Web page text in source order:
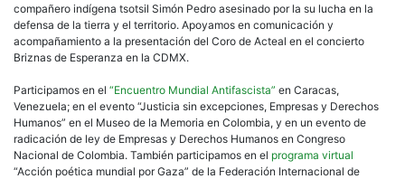
compañero indígena tsotsil Simón Pedro asesinado por la su lucha en la
defensa de la tierra y el territorio. Apoyamos en comunicación y
acompañamiento a la presentación del Coro de Acteal en el concierto
Briznas de Esperanza en la CDMX.
Participamos en el “Encuentro Mundial Antifascista” en Caracas,
Venezuela; en el evento “Justicia sin excepciones, Empresas y Derechos
Humanos” en el Museo de la Memoria en Colombia, y en un evento de
radicación de ley de Empresas y Derechos Humanos en Congreso
Nacional de Colombia. También participamos en el programa virtual
“Acción poética mundial por Gaza” de la Federación Internacional de